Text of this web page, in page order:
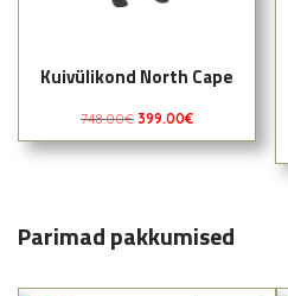
Kuivülikond North Cape
748.00€ 399.00€
Parimad pakkumised